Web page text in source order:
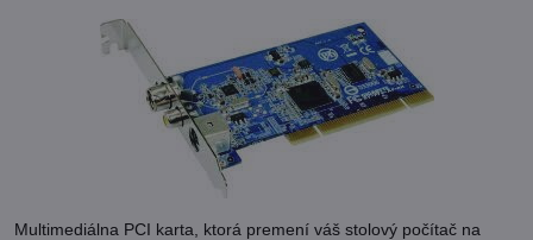
Multimediálna PCI karta, ktorá premení váš stolový počítač na